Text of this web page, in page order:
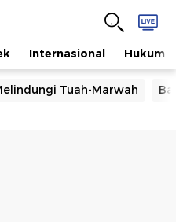
Internasional Hukum
Tuah-Marwah